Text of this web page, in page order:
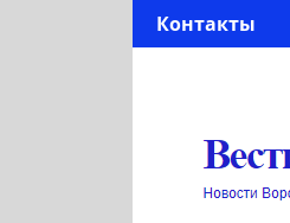
Контакты